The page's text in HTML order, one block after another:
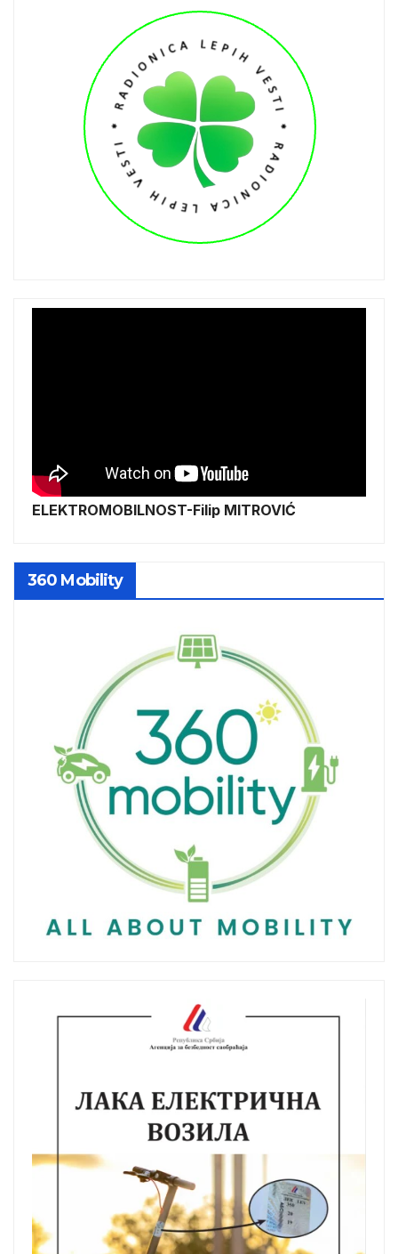
ELEKTROMOBILNOST-Filip MITROVIĆ
360 Mobility